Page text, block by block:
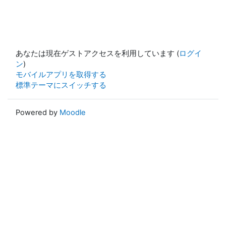
あなたは現在ゲストアクセスを利用しています (ログイ
ン)
モバイルアプリを取得する
標準テーマにスイッチする
Powered by Moodle